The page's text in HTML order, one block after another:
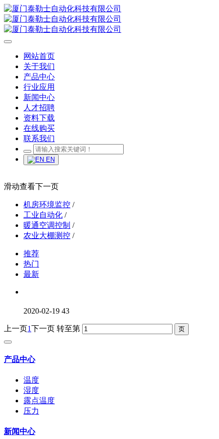
网站首页
关于我们
产品中心
行业应用
新闻中心
人才招聘
资料下载
在线购买
联系我们
EN
滑动查看下一页
机房环境监控 /
工业自动化 /
暖通空调控制 /
农业大棚测控 /
推荐
热门
最新
2020-02-19 43
上一页1下一页 转至第
产品中心
温度
湿度
露点温度
压力
新闻中心